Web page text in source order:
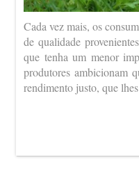
Cada vez mais, os
de qualidade
que tenha um menor
produtores ambicionam
rendimento justo, que